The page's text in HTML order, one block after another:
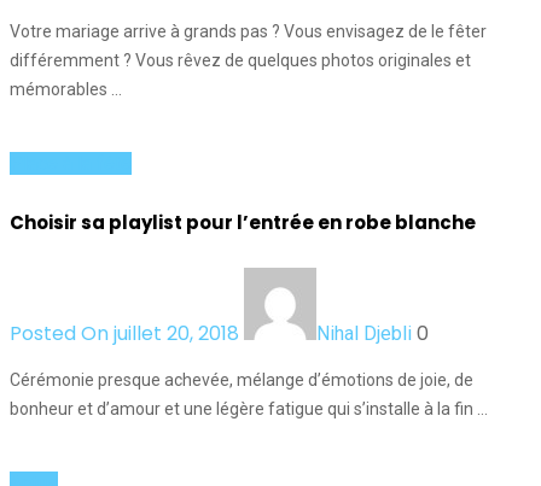
Votre mariage arrive à grands pas ? Vous envisagez de le fêter
différemment ? Vous rêvez de quelques photos originales et
mémorables …
Choisir sa playlist pour l’entrée en robe blanche
Posted On juillet 20, 2018 Nihal Djebli 0
Cérémonie presque achevée, mélange d’émotions de joie, de
bonheur et d’amour et une légère fatigue qui s’installe à la fin …